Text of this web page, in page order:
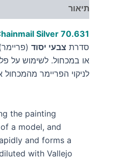
תיאור
Silver 70.631
סדרת צבעי יסוד
או במכחול. לשימוש על
לניקוי הפריימר
the painting
a model, and
and forms a
with Vallejo